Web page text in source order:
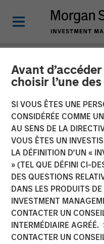
Avant
choisir l’une
SI VOUS ÊTES UNE
CONSIDÉRÉE COMME
AU SENS DE LA
VOUS ÊTES UN
LA DÉFINITION D’UN «
» (TEL QUE DÉFINI CI-
DES QUESTIONS
DANS LES PRODUITS
INVESTMENT
CONTACTER UN
INTERMÉDIAIRE
CONTACTER UN
CARON'S CORNER
Key Themes
2025
04 AOÛT 2025
Jim Caron
Chief Investment Officer,